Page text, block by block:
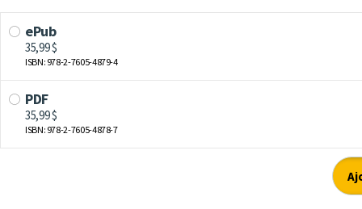
ePub
35,99 $
ISBN: 978-2-7605-4879-4
PDF
35,99 $
ISBN: 978-2-7605-4878-7